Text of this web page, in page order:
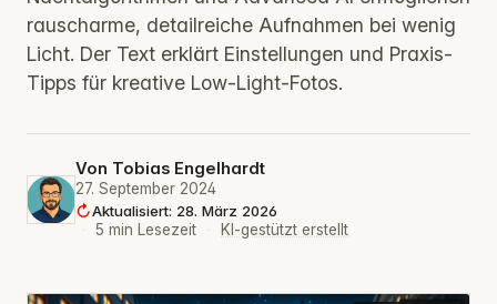
rauscharme, detailreiche Aufnahmen bei wenig
Licht. Der Text erklärt Einstellungen und Praxis-
Tipps für kreative Low‑Light-Fotos.
Von Tobias Engelhardt
27. September 2024
Aktualisiert: 28. März 2026
·
5 min Lesezeit · KI-gestützt erstellt